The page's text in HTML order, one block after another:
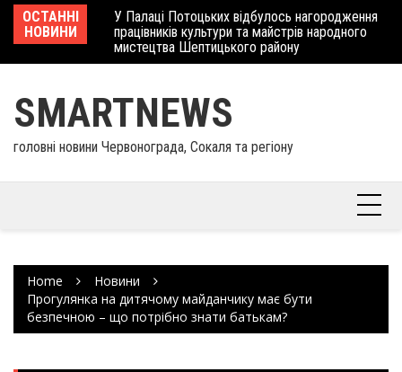
Skip
content
ОСТАННІ
НОВИНИ
У Палаці Потоцьких відбулось нагородження
працівників культури та майстрів народного
мистецтва Шептицького району
SMARTNEWS
головні новини Червонограда, Сокаля та регіону
Home
Новини
Прогулянка на дитячому майданчику має бути
безпечною – що потрібно знати батькам?